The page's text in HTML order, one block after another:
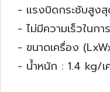
- แรงบิดกระชับสูง
- ไม่มีความเร็วในก
- ขนาดเครื่อง
- น้ำหนัก : 1.4 kg/เ